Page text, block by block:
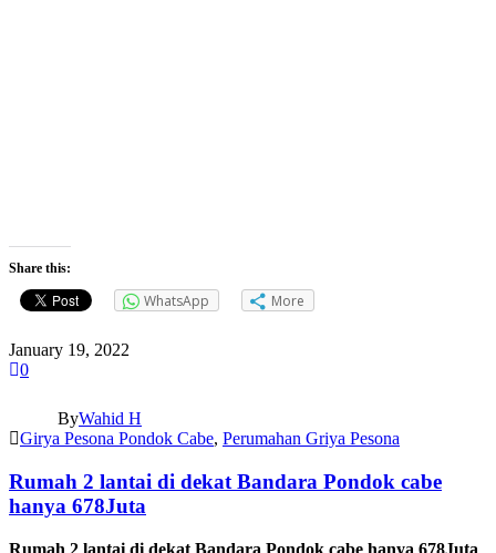
Share this:
WhatsApp More
January 19, 2022
0
ByWahid H
Girya Pesona Pondok Cabe, Perumahan Griya Pesona
Rumah 2 lantai di dekat Bandara Pondok cabe
hanya 678Juta
Rumah 2 lantai di dekat Bandara Pondok cabe hanya 678Juta